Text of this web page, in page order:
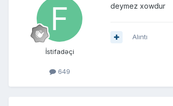
İstifadəçi
649
deymez xowdur
Alıntı